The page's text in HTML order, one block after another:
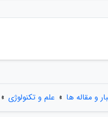
و مقاله ها » علم و تکنولوژی »